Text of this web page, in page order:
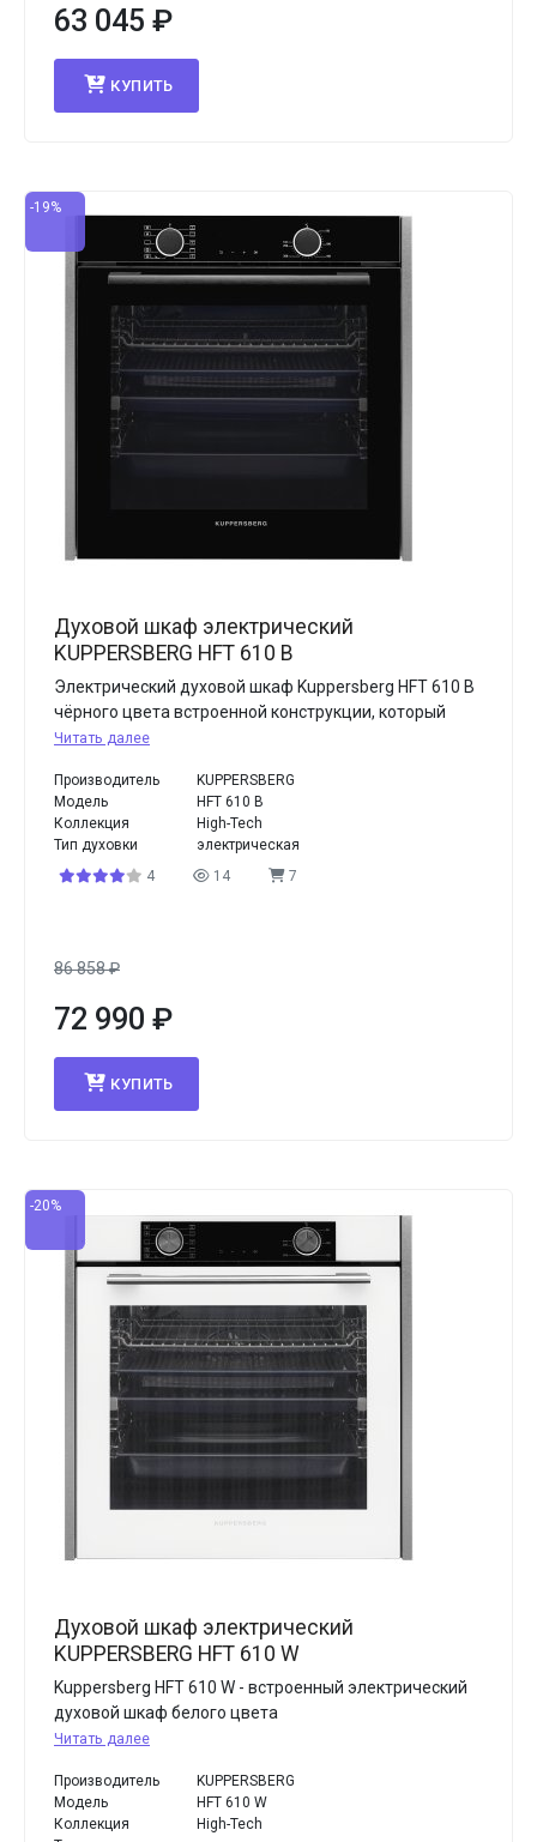
63 045 ₽
КУПИТЬ
-19%
Духовой шкаф электрический
KUPPERSBERG HFT 610 B
Электрический духовой шкаф Kuppersberg HFT 610 B
чёрного цвета встроенной конструкции, который
Читать далее
Производитель
KUPPERSBERG
Модель
HFT 610 B
Коллекция
High-Tech
Тип духовки
электрическая
4
14 7
86 858₽
72 990 ₽
КУПИТЬ
-20%
Духовой шкаф электрический
KUPPERSBERG HFT 610 W
Kuppersberg HFT 610 W - встроенный электрический
духовой шкаф белого цвета
Читать далее
Производитель
KUPPERSBERG
Модель
HFT 610 W
Коллекция
High-Tech